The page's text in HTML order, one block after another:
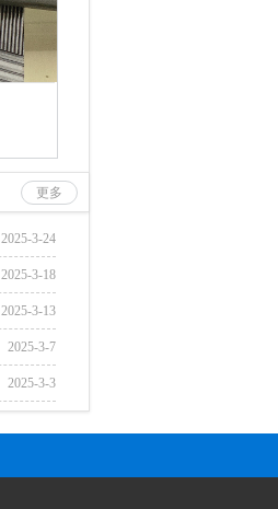
更多
2025-3-24
2025-3-18
2025-3-13
2025-3-7
2025-3-3